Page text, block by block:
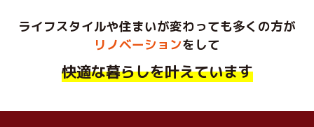
ライフスタイルや住まいが変わっても多くの方が
リノベーションをして
快適な暮らしを叶えています